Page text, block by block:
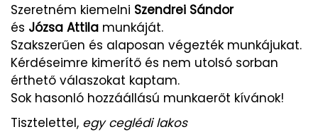
Szeretném kiemelni Szendrei Sándor
és Józsa Attila munkáját.
Szakszerűen és alaposan végezték munkájukat.
Kérdéseimre kimerítő és nem utolsó sorban
érthető válaszokat kaptam.
Sok hasonló hozzáállású munkaerőt kívánok!
Tisztelettel, egy ceglédi lakos